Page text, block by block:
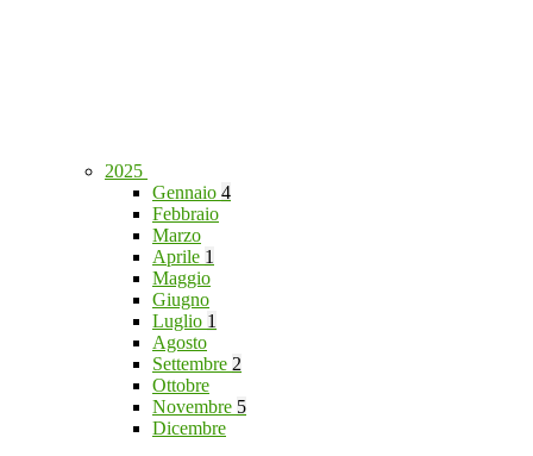
2025
Gennaio 4
Febbraio
Marzo
Aprile 1
Maggio
Giugno
Luglio 1
Agosto
Settembre 2
Ottobre
Novembre 5
Dicembre